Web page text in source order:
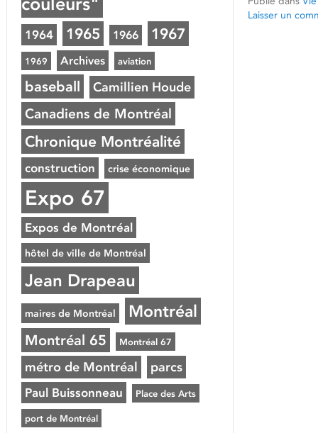
Laisser un
1964 1965 1966 1967
1969 Archives aviation
baseball Camillien Houde
Canadiens de Montréal
Chronique Montréalité
construction crise économique
Expo 67
Expos de Montréal
hôtel de ville de Montréal
Jean Drapeau
maires de Montréal Montréal
Montréal 65 Montréal 67
métro de Montréal parcs
Paul Buissonneau Place des Arts
port de Montréal